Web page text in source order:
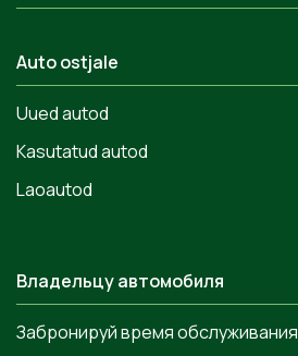
Auto ostjale
Uued autod
Kasutatud autod
Laoautod
Владельцу автомобиля
Забронируй время обслуживания